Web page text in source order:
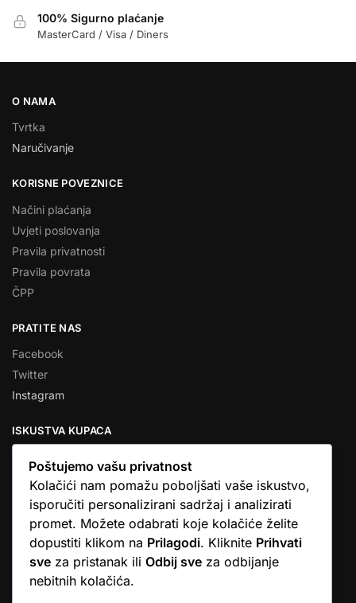
100% Sigurno plaćanje
MasterCard / Visa / Diners
O NAMA
Tvrtka
Naručivanje
KORISNE POVEZNICE
Načini plaćanja
Uvjeti poslovanja
Pravila privatnosti
Pravila povrata
ČPP
PRATITE NAS
Facebook
Twitter
Instagram
ISKUSTVA KUPACA
★★★★★
… Ono što me se dojmilo je ljudski pristup i njihova briga da
dobijem što sam naručio. U većini web shopova nitko vas ne
zove, samo otkažu narudžbu. …
Stjepan D.M.
Poštujemo vašu privatnost
Kolačići nam pomažu poboljšati vaše iskustvo,
isporučiti personalizirani sadržaj i analizirati
promet. Možete odabrati koje kolačiće želite
dopustiti klikom na Prilagodi. Kliknite Prihvati
sve za pristanak ili Odbij sve za odbijanje
nebitnih kolačića.